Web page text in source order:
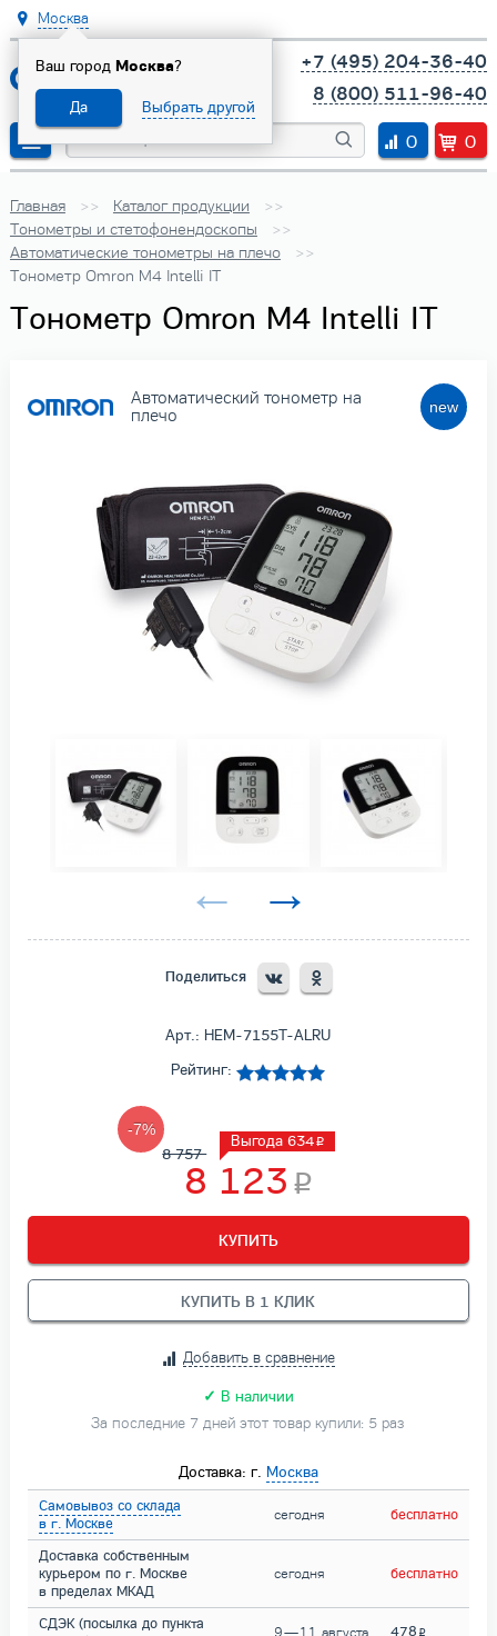
Москва
Ваш город Москва?
Да Выбрать другой
+7 (495) 204-36-40
8 (800) 511-96-40
0
0
Главная
Каталог продукции
Тонометры и стетофонендоскопы
Автоматические тонометры на плечо
Тонометр Omron M4 Intelli IT
Тонометр Omron M4 Intelli IT
Автоматический тонометр на
плечо
Поделиться
Арт.: HEM-7155T-ALRU
Рейтинг:
-7%
8 757
Выгода 634
8 123
КУПИТЬ
КУПИТЬ В 1 КЛИК
Добавить в сравнение
✓ В наличии
За последние 7 дней этот товар купили: 5 раз
Доставка: г. Москва
Самовывоз со склада
в г. Москве
сегодня бесплатно
Доставка собственным
курьером по г. Москве
в пределах МКАД
сегодня бесплатно
СДЭК (посылка до пункта
9 — 11 августа 478